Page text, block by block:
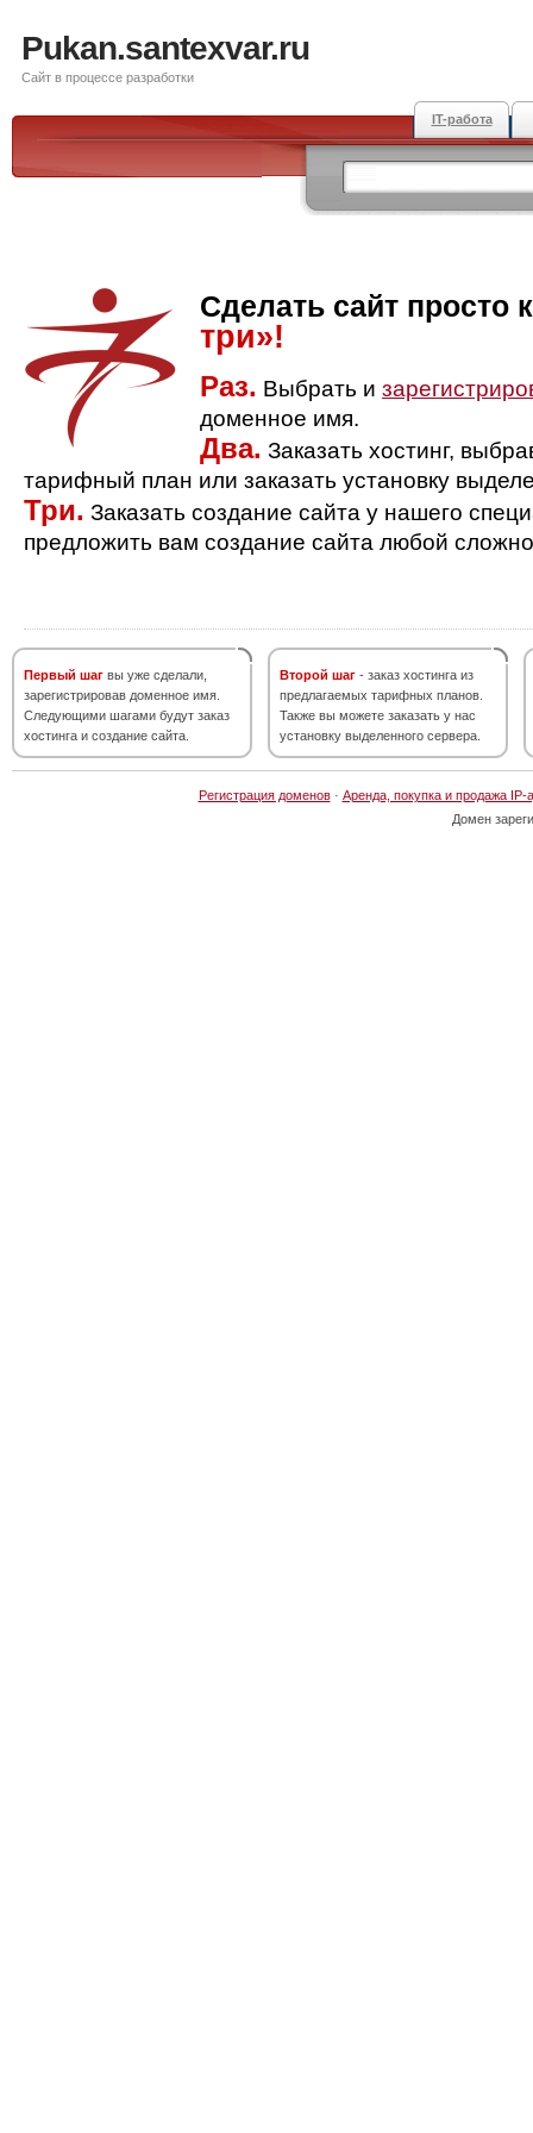
Pukan.santexvar.ru
Сайт в процессе разработки
IT-работа
Сделать сайт просто
три»!
Раз. Выбрать и
доменное имя.
Два. Заказать хостинг,
тарифный план или заказать установку
Три. Заказать создание сайта у нашего
предложить вам создание сайта любой
Первый шаг вы уже сделали,
зарегистрировав доменное имя.
Следующими шагами будут заказ
хостинга и создание сайта.
Второй шаг - заказ хостинга из
предлагаемых тарифных планов.
Также вы можете заказать у нас
установку выделенного сервера.
Регистрация доменов· Аренда, покупка и продажа IP-
Домен